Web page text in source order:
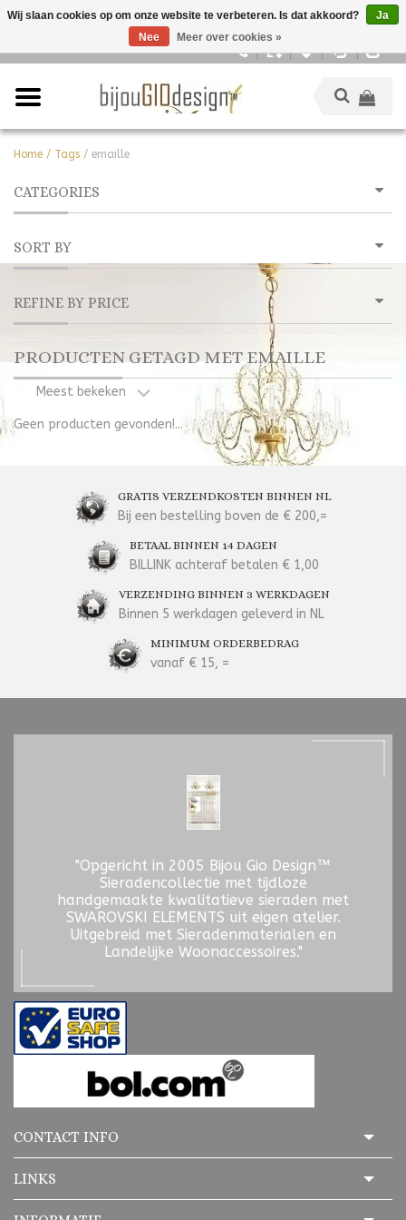
Home / Tags / emaille
CATEGORIES
SORT BY
REFINE BY PRICE
PRODUCTEN GETAGD MET EMAILLE
Meest bekeken
Geen producten gevonden!...
GRATIS VERZENDKOSTEN BINNEN NL
Bij een bestelling boven de € 200,=
BETAAL BINNEN 14 DAGEN
BILLINK achteraf betalen € 1,00
VERZENDING BINNEN 3 WERKDAGEN
Binnen 5 werkdagen geleverd in NL
MINIMUM ORDERBEDRAG
vanaf € 15, =
"Opgericht in 2005 Bijou Gio Design™
Sieradencollectie met tijdloze
handgemaakte kwalitatieve sieraden met
SWAROVSKI ELEMENTS uit eigen atelier.
Uitgebreid met Sieradenmaterialen en
Landelijke Woonaccessoires."
CONTACT INFO
LINKS
Wij slaan cookies op om onze website te verbeteren. Is dat akkoord?
Ja
Nee
Meer over cookies »